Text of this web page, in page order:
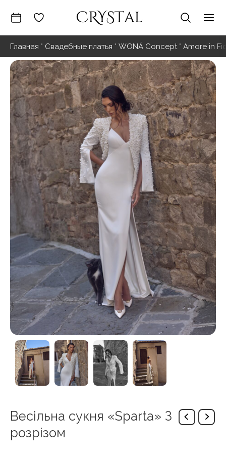
содержимому
Главная " Свадебные платья " WONÁ Concept" Amore in
Весільна сукня «Sparta» З
розрізом